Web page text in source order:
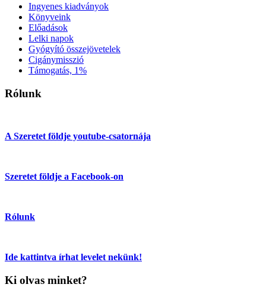
Ingyenes kiadványok
Könyveink
Előadások
Lelki napok
Gyógyító összejövetelek
Cigánymisszió
Támogatás, 1%
Rólunk
A Szeretet földje youtube-csatornája
Szeretet földje a Facebook-on
Rólunk
Ide kattintva írhat levelet nekünk!
Ki olvas minket?